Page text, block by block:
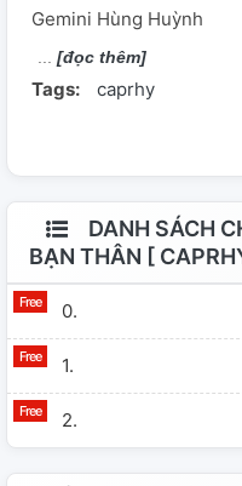
Gemini Hùng Huỳnh
[đọc thêm]
Tags: caprhy
DANH SÁCH
BẠN THÂN [
0.
1.
2.